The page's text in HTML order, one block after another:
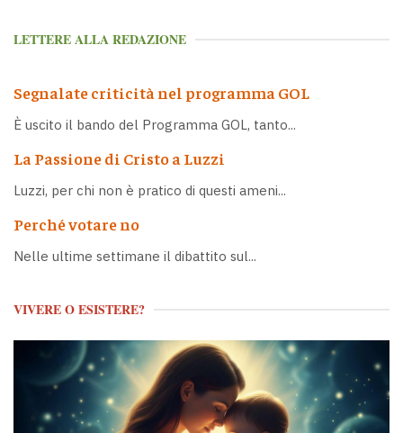
LETTERE ALLA REDAZIONE
Segnalate criticità nel programma GOL
È uscito il bando del Programma GOL, tanto...
La Passione di Cristo a Luzzi
Luzzi, per chi non è pratico di questi ameni...
Perché votare no
Nelle ultime settimane il dibattito sul...
VIVERE O ESISTERE?